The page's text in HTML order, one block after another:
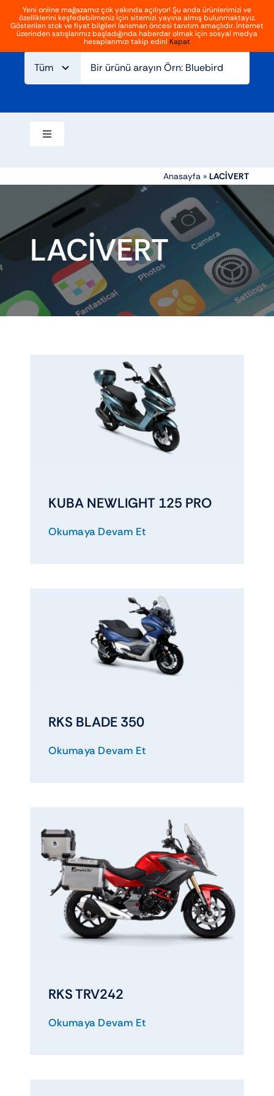
Yeni online mağazamız çok yakında açılıyor! Şu anda ürünlerimizi ve
özelliklerini keşfedebilmeniz için sitemizi yayına almış bulunmaktayız.
Gösterilen stok ve fiyat bilgileri lansman öncesi tanıtım amaçlıdır. İnternet
üzerinden satışlarımız başladığında haberdar olmak için sosyal medya
hesaplarımızı takip edin! Kapat
İçeriğe
geç
Gezinmeyi
aç/kapat
Hakkımızda
Giriş Kayıt Ol
Gezinmeyi
Aksesuarlar
Atv ve off road
Elektrikli araçlar
Chopper ve cross
Anasayfa» LACİVERT
LACİVERT
KUBA NEWLIGHT 125 PRO
Okumaya Devam Et
RKS BLADE 350
Okumaya Devam Et
RKS TRV242
Okumaya Devam Et